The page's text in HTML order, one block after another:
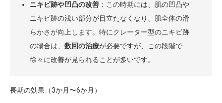
ニキビ跡や凹凸の改善 ：この時期には、肌の凹凸や
ニキビ跡の浅い部分が目立たなくなり、肌全体の滑
らかさが向上します。特にクレーター型のニキビ跡
の場合は、 数回の治療が必要ですが、この段階で
徐々に改善が見られることが多いです。
長期の効果（3か月〜6か月）